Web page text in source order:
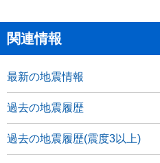
関連情報
最新の地震情報
過去の地震履歴
過去の地震履歴(震度3以上)